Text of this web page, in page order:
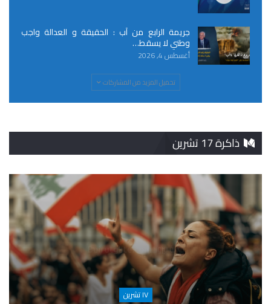
جريمة الرابع من آب : الحقيقة و العدالة واجب
وطني لا يسقط…
أغسطس 4, 2026
تحميل المزيد من المشاركات
ذاكرة 17 تشرين
١٧ تشرين